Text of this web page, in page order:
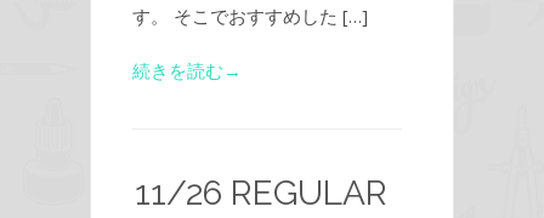
す。 そこでおすすめした […]
続きを読む→
11/26 REGULAR